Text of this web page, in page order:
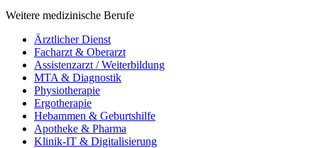
Weitere medizinische Berufe
Ärztlicher Dienst
Facharzt & Oberarzt
Assistenzarzt / Weiterbildung
MTA & Diagnostik
Physiotherapie
Ergotherapie
Hebammen & Geburtshilfe
Apotheke & Pharma
Klinik-IT & Digitalisierung